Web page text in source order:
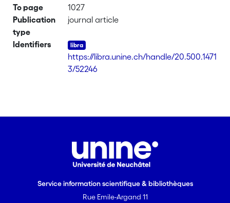
To page
1027
Publication
type
journal article
Identifiers
https://libra.unine.ch/handle/20.500.1471
3/52246
Service information scientifique & bibliothèques
Rue Emile-Argand 11